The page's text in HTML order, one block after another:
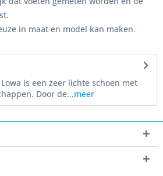
in maat en model kan maken.
is een zeer lichte schoen met
Door de...meer